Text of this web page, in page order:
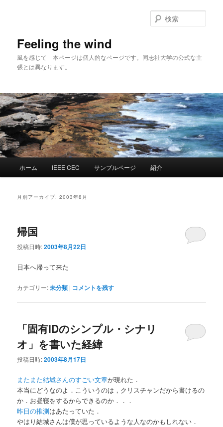
移
動
動
Feeling the wind
風を感じて 本ページは個人的なページです。同志社大学の公式な主
張とは異なります。
索
ホーム IEEE CEC サンプルページ 紹介
月別アーカイブ:2003年8月
帰国
投稿日時:2003年8月22日
日本へ帰って来た
カテゴリー:未分類 | コメントを残す
「固有IDのシンプル・シナリ
オ」を書いた経緯
投稿日時:2003年8月17日
またまた結城さんのすごい文章が現れた．
本当にどうなのよ．こういうのは，クリスチャンだから書けるの
か．お昼寝をするからできるのか．．．
昨日の推測はあたっていた．
やはり結城さんは僕が思っているような人なのかもしれない．